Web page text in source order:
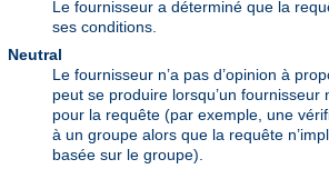
Le fournisseur a déterminé que la
ses conditions.
Neutral
Le fournisseur n’a pas d’opinion à
peut se produire lorsqu’un fournisseur
pour la requête (par exemple, une
à un groupe alors que la requête
basée sur le groupe).